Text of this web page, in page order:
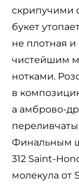
скрипучими
букет
не плотная и
чистейшим
нотками.
в
а амброво-
Финальным
312 Saint-
молекула от